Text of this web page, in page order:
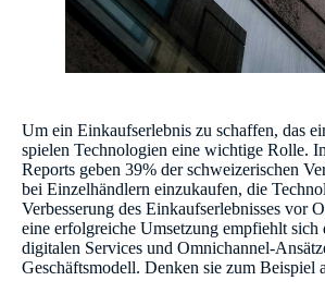
Um ein Einkaufserlebnis zu schaffen, das
spielen Technologien eine wichtige Rolle.
Reports geben 39% der schweizerischen
bei Einzelhändlern einzukaufen, die
Verbesserung des Einkaufserlebnisses vor
eine erfolgreiche Umsetzung empfiehlt
digitalen Services und Omnichannel-
Geschäftsmodell. Denken sie zum Beispiel